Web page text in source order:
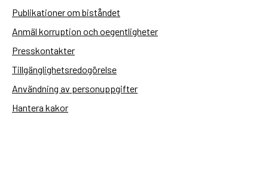
Publikationer om biståndet
Anmäl korruption och oegentligheter
Presskontakter
Tillgänglighetsredogörelse
Användning av personuppgifter
Hantera kakor